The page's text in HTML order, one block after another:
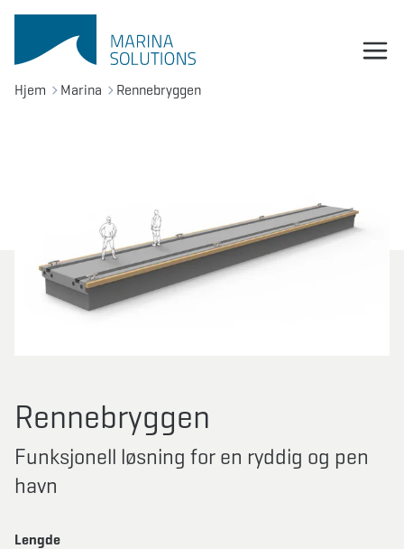
Hjem Marina Rennebryggen
Rennebryggen
Funksjonell løsning for en ryddig og pen
havn
Lengde